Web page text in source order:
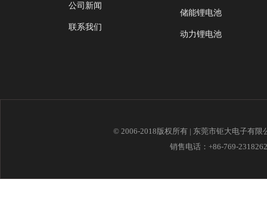
公司新闻
联系我们
储能锂电池
动力锂电池
© 2006-2018版权所有 | 东莞市钜大电子有
销售电话：+86-769-